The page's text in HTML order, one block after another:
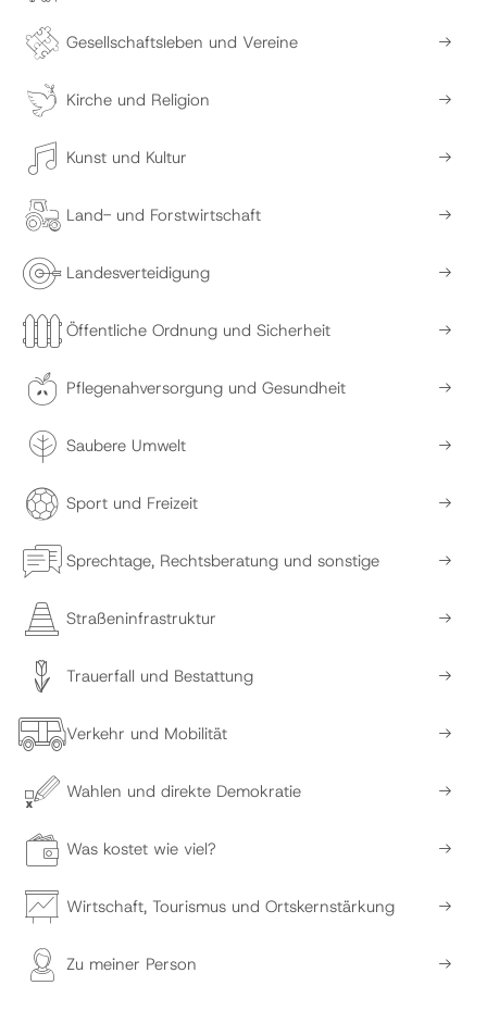
Gesellschaftsleben und Vereine
Kirche und Religion
Kunst und Kultur
Land- und Forstwirtschaft
Landesverteidigung
Öffentliche Ordnung und Sicherheit
Pflegenahversorgung und Gesundheit
Saubere Umwelt
Sport und Freizeit
Sprechtage, Rechtsberatung und sonstige
Straßeninfrastruktur
Trauerfall und Bestattung
Verkehr und Mobilität
Wahlen und direkte Demokratie
Was kostet wie viel?
Wirtschaft, Tourismus und Ortskernstärkung
Zu meiner Person